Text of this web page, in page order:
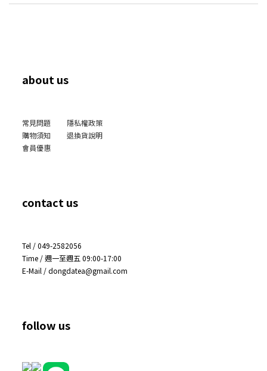
about us
常見問題
隱私權政策
購物須知
退換貨說明
會員優惠
contact us
Tel / 049-2582056
Time / 週一至週五 09:00-17:00
E-Mail / dongdatea@gmail.com
follow us